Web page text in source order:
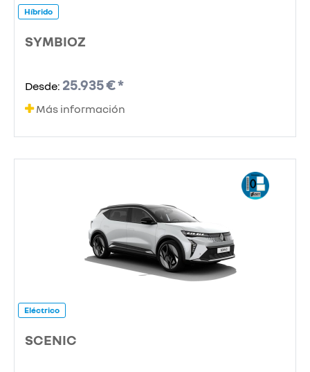
Híbrido
SYMBIOZ
Desde: 25.935 € *
Más información
Eléctrico
SCENIC